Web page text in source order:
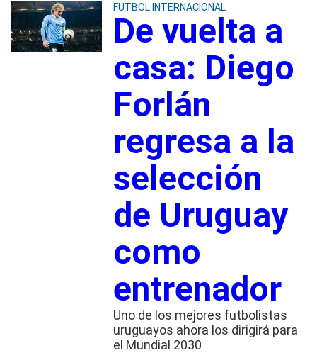
FUTBOL INTERNACIONAL
De vuelta a
casa: Diego
Forlán
regresa a la
selección
de Uruguay
como
entrenador
Uno de los mejores futbolistas
uruguayos ahora los dirigirá para
el Mundial 2030